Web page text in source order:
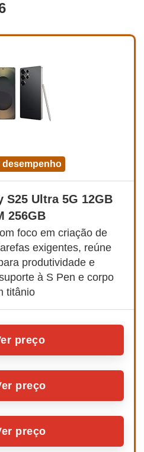
desempenho
S25 Ultra 5G 12GB
256GB
foco em criação de
exigentes, reúne
produtividade e
à S Pen e corpo
titânio
preço
preço
preço